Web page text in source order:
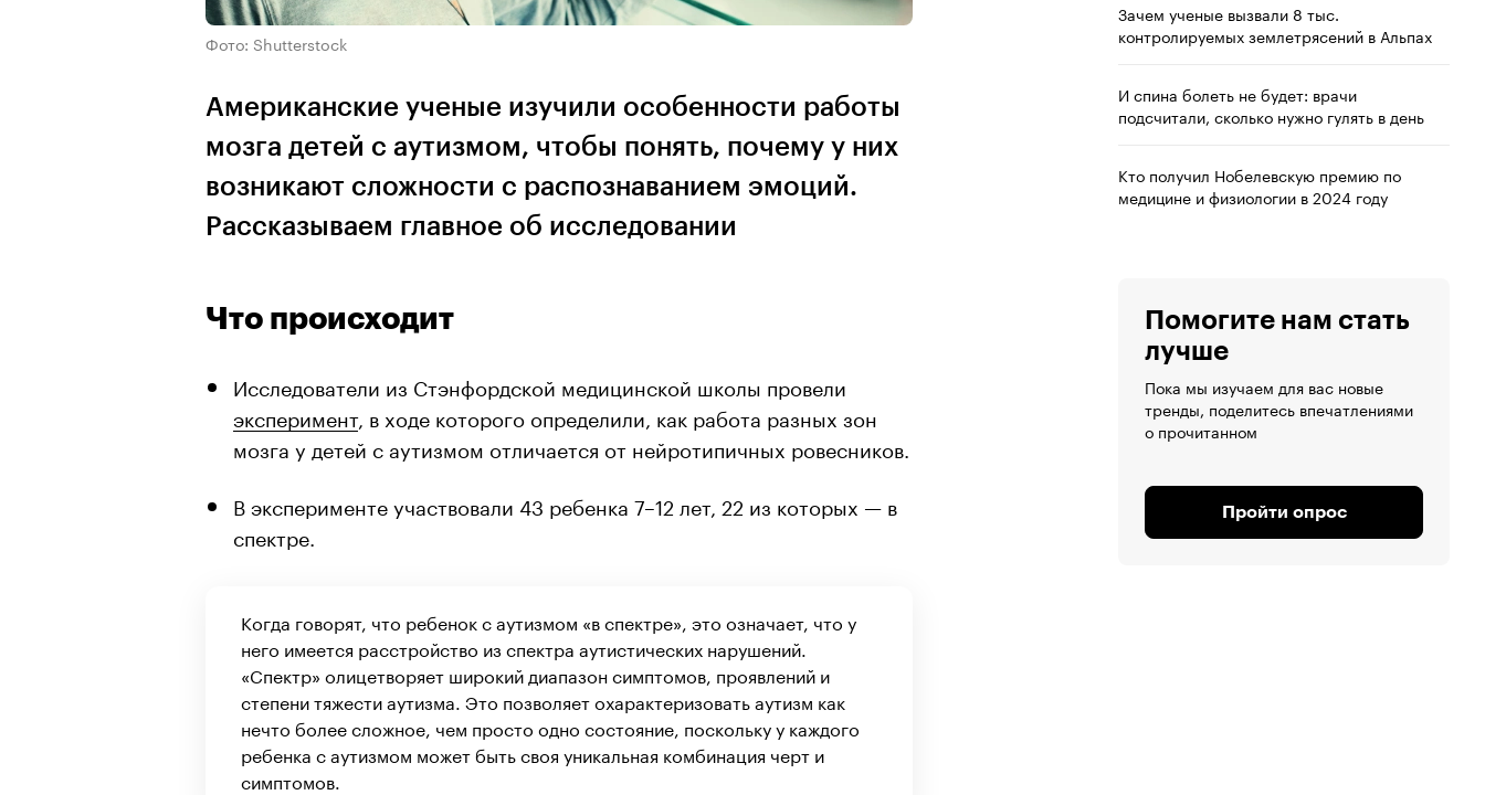
Фото: Shutterstock
Американские ученые изучили особенности работы
мозга детей с аутизмом, чтобы понять, почему у них
возникают сложности с распознаванием эмоций.
Рассказываем главное об исследовании
Что происходит
Исследователи из Стэнфордской медицинской школы провели
эксперимент, в ходе которого определили, как работа разных зон
мозга у детей с аутизмом отличается от нейротипичных ровесников.
В эксперименте участвовали 43 ребенка 7–12 лет, 22 из которых — в
спектре.
Когда говорят, что ребенок с аутизмом «в спектре», это означает, что у
него имеется расстройство из спектра аутистических нарушений.
«Спектр» олицетворяет широкий диапазон симптомов, проявлений и
степени тяжести аутизма. Это позволяет охарактеризовать аутизм как
нечто более сложное, чем просто одно состояние, поскольку у каждого
ребенка с аутизмом может быть своя уникальная комбинация черт и
симптомов.
Зачем ученые вызвали 8 тыс.
контролируемых землетрясений в Альпах
И спина болеть не будет: врачи
подсчитали, сколько нужно гулять в день
Кто получил Нобелевскую премию по
медицине и физиологии в 2024 году
Помогите нам стать
лучше
Пока мы изучаем для вас новые
тренды, поделитесь впечатлениями
о прочитанном
Пройти опрос